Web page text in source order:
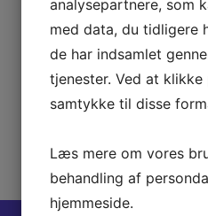
Når du tilmelder dig
GenieWords'
analysepartnere, som
med data, du tidligere
de har indsamlet
tjenester. Ved at klikke
samtykke til disse
Læs mere om vores
behandling af
hjemmeside.